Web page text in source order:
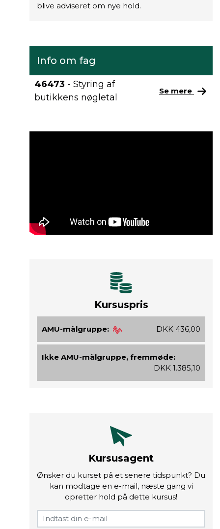
blive adviseret om nye hold.
Info om fag
46473 - Styring af
butikkens nøgletal
Se mere
Kursuspris
AMU-målgruppe: DKK 436,00
Ikke AMU-målgruppe, fremmøde:
DKK 1.385,10
Kursusagent
Ønsker du kurset på et senere tidspunkt? Du
kan modtage en e-mail, næste gang vi
opretter hold på dette kursus!